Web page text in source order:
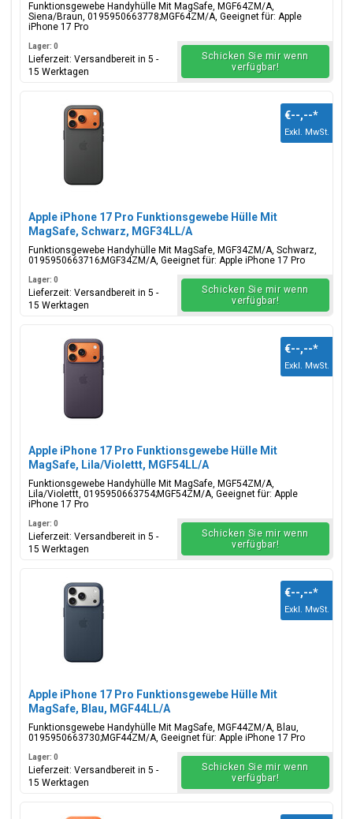
Funktionsgewebe Handyhülle Mit MagSafe, MGF64ZM/A,
Siena/Braun, 0195950663778;MGF64ZM/A, Geeignet für: Apple
iPhone 17 Pro
Lager: 0
Lieferzeit: Versandbereit in 5 -
15 Werktagen
Schicken Sie mir wenn
verfügbar!
Apple iPhone 17 Pro Funktionsgewebe Hülle Mit
MagSafe, Schwarz, MGF34LL/A
Funktionsgewebe Handyhülle Mit MagSafe, MGF34ZM/A, Schwarz,
0195950663716;MGF34ZM/A, Geeignet für: Apple iPhone 17 Pro
€--,--*
Exkl. MwSt.
Lager: 0
Lieferzeit: Versandbereit in 5 -
15 Werktagen
Schicken Sie mir wenn
verfügbar!
Apple iPhone 17 Pro Funktionsgewebe Hülle Mit
MagSafe, Lila/Violettt, MGF54LL/A
Funktionsgewebe Handyhülle Mit MagSafe, MGF54ZM/A,
Lila/Violettt, 0195950663754;MGF54ZM/A, Geeignet für: Apple
iPhone 17 Pro
€--,--*
Exkl. MwSt.
Lager: 0
Lieferzeit: Versandbereit in 5 -
15 Werktagen
Schicken Sie mir wenn
verfügbar!
Apple iPhone 17 Pro Funktionsgewebe Hülle Mit
MagSafe, Blau, MGF44LL/A
Funktionsgewebe Handyhülle Mit MagSafe, MGF44ZM/A, Blau,
0195950663730;MGF44ZM/A, Geeignet für: Apple iPhone 17 Pro
€--,--*
Exkl. MwSt.
Lager: 0
Lieferzeit: Versandbereit in 5 -
15 Werktagen
Schicken Sie mir wenn
verfügbar!